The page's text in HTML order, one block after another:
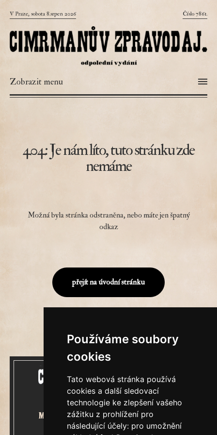
Používáme soubory
cookies
Tato webová stránka používá
cookies a další sledovací
technologie ke zlepšení vašeho
zážitku z prohlížení pro
následující účely: pro umožnění
V Praze, sobota 8.srpen 2026 Číslo 7861.
Zobrazit menu
404: Je nám líto, tuto stránku zde
nemáme
Možná byla stránka odstraněna, nebo máte jen špatný
odkaz
přejít na úvodní stránku
Mecenášem Cimrmanova Zpravodaje
je společnost